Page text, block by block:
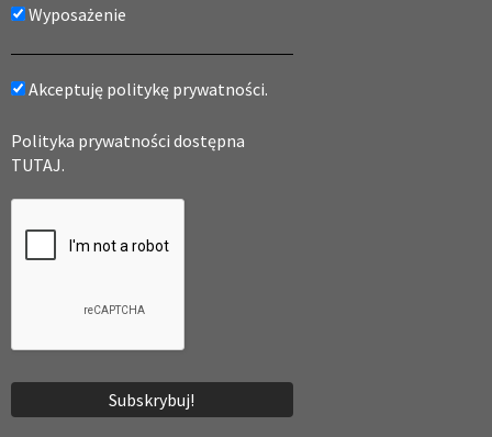
Wyposażenie
Akceptuję politykę prywatności.
Polityka prywatności dostępna
TUTAJ.